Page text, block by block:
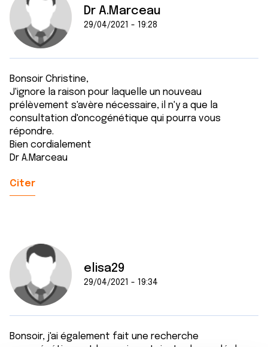
Dr A.Marceau
29/04/2021 - 19:28
Bonsoir Christine,
J'ignore la raison pour laquelle un nouveau
prélèvement s'avère nécessaire, il n'y a que la
consultation d'oncogénétique qui pourra vous
répondre.
Bien cordialement
Dr A.Marceau
Citer
elisa29
29/04/2021 - 19:34
Bonsoir, j'ai également fait une recherche